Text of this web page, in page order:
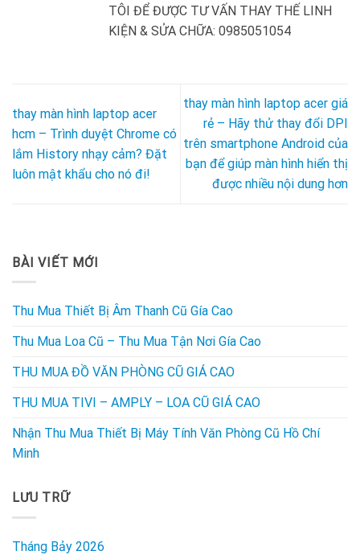
TÔI ĐỂ ĐƯỢC TƯ VẤN THAY THẾ LINH
KIỆN & SỬA CHỮA: 0985051054
thay màn hình laptop acer
hcm – Trình duyệt Chrome có
lắm History nhạy cảm? Đặt
luôn mật khẩu cho nó đi!
thay màn hình laptop acer giá
rẻ – Hãy thử thay đổi DPI
trên smartphone Android của
bạn để giúp màn hình hiển thị
được nhiều nội dung hơn
BÀI VIẾT MỚI
Thu Mua Thiết Bị Âm Thanh Cũ Gía Cao
Thu Mua Loa Cũ – Thu Mua Tận Nơi Gía Cao
THU MUA ĐỒ VĂN PHÒNG CŨ GIÁ CAO
THU MUA TIVI – AMPLY – LOA CŨ GIÁ CAO
Nhận Thu Mua Thiết Bị Máy Tính Văn Phòng Cũ Hồ Chí
Minh
LƯU TRỮ
Tháng Bảy 2026